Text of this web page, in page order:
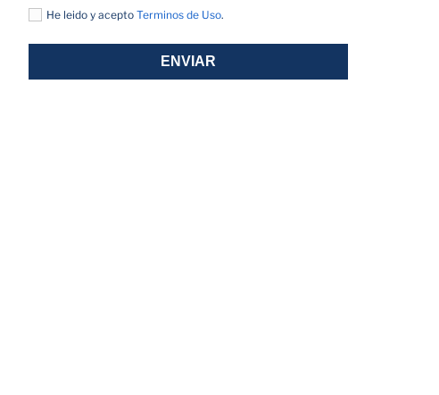
He leido y aceptoTerminos de Uso.
ENVIAR